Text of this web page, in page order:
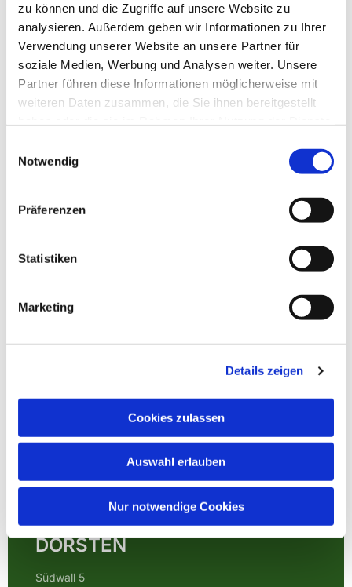
zu können und die Zugriffe auf unsere Website zu
analysieren. Außerdem geben wir Informationen zu Ihrer
Verwendung unserer Website an unsere Partner für
soziale Medien, Werbung und Analysen weiter. Unsere
Partner führen diese Informationen möglicherweise mit
weiteren Daten zusammen, die Sie ihnen bereitgestellt
Notwendig
Präferenzen
Statistiken
Marketing
Details zeigen
Cookies zulassen
Auswahl erlauben
Nur notwendige Cookies
Ev. Kirche Altendorf-Ulfkotte,
Gräwingheide 11, 46282 Dorsten
Gisela Streppelhoff
EVANGELISCHE
KIRCHENGEMEINDE
DORSTEN
Südwall 5